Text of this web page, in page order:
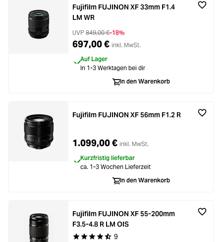
Fujifilm FUJINON XF 33mm F1.4
LM WR
UVP 849,00 €-18%
697,00 € inkl. MwSt.
Auf Lager
In 1-3 Werktagen bei dir
In den Warenkorb
Fujifilm FUJINON XF 56mm F1.2 R
1.099,00 € inkl. MwSt.
Kurzfristig lieferbar
ca. 1-3 Wochen Lieferzeit
In den Warenkorb
Durchschnittliche Bewertung von 4.8 von 5
9
Fujifilm FUJINON XF 55-200mm
F3.5-4.8 R LM OIS